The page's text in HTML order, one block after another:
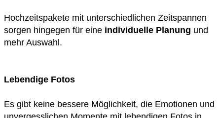
Hochzeitspakete mit unterschiedlichen Zeitspannen
sorgen hingegen für eine individuelle Planung und
mehr Auswahl.
Lebendige Fotos
Es gibt keine bessere Möglichkeit, die Emotionen und